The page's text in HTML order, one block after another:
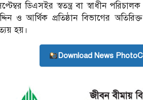
ডিএসইর স্বতন্ত্র বা স্বাধীন
ও আর্থিক প্রতিষ্ঠান বিভাগের
হয়।
Download News